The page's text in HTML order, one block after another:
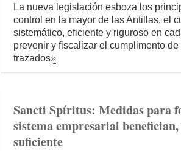
La nueva legislación esboza los
control en la mayor de las Antillas, el
sistemático, eficiente y riguroso en
prevenir y fiscalizar el cumplimento
trazados»
Sancti Spíritus: Medidas para
sistema empresarial
suficiente